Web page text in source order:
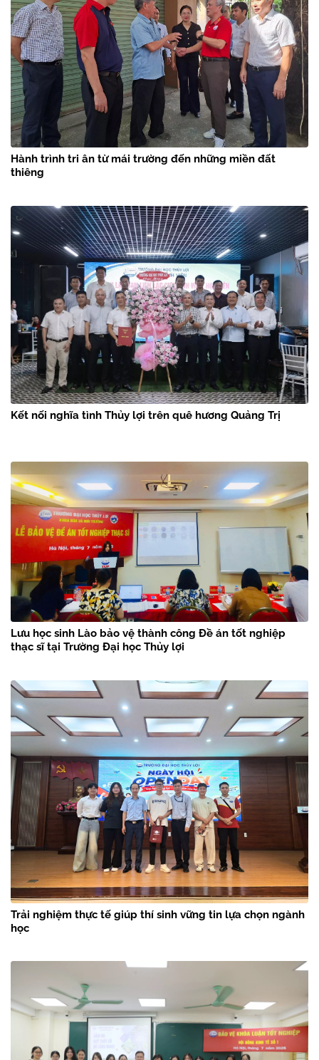
Hành trình tri ân từ mái trường đến những miền đất
thiêng
Kết nối nghĩa tình Thủy lợi trên quê hương Quảng Trị
Lưu học sinh Lào bảo vệ thành công Đề án tốt nghiệp
thạc sĩ tại Trường Đại học Thủy lợi
Trải nghiệm thực tế giúp thí sinh vững tin lựa chọn ngành
học